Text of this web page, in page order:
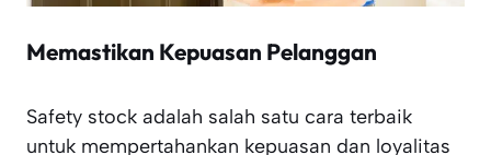
Memastikan Kepuasan Pelanggan
Safety stock adalah salah satu cara terbaik
untuk mempertahankan kepuasan dan loyalitas